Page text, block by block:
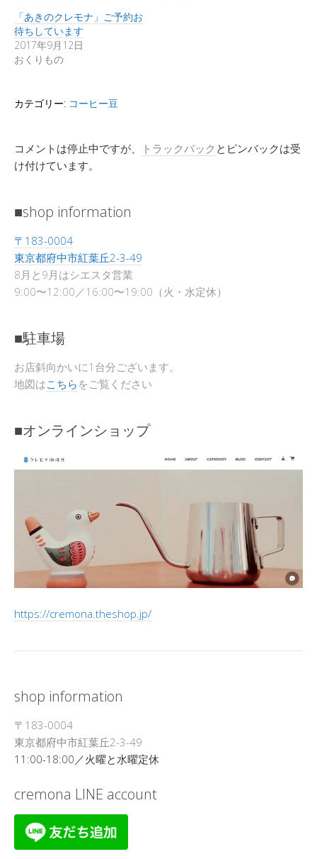
「あきのクレモナ」ご予約お
待ちしています
2017年9月12日
おくりもの
カテゴリー: コーヒー豆
コメントは停止中ですが、 トラックバック とピンバックは受
け付けています。
■shop information
〒183-0004
東京都府中市紅葉丘2-3-49
8月と9月はシエスタ営業
9:00〜12:00／16:00〜19:00（火・水定休）
■駐車場
お店斜向かいに1台分ございます。
地図はこちら をご覧ください
■オンラインショップ
https://cremona.theshop.jp/
shop information
〒183-0004
東京都府中市紅葉丘2-3-49
11:00-18:00／火曜と水曜定休
cremona LINE account